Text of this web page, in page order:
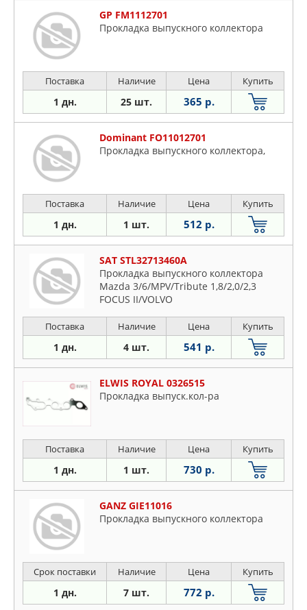
GP FM1112701
Прокладка выпускного коллектора
Поставка Наличие Цена Купить
1 дн. 25 шт. 365 р.
Dominant FO11012701
Прокладка выпускного коллектора,
Поставка Наличие Цена Купить
1 дн. 1 шт. 512 р.
SAT STL32713460A
Прокладка выпускного коллектора
Mazda 3/6/MPV/Tribute 1,8/2,0/2,3
FOCUS II/VOLVO
Поставка Наличие Цена Купить
1 дн. 4 шт. 541 р.
ELWIS ROYAL 0326515
Прокладка выпуск.кол-ра
Поставка Наличие Цена Купить
1 дн. 1 шт. 730 р.
GANZ GIE11016
Прокладка выпускного коллектора
Срок поставки Наличие Цена Купить
1 дн. 7 шт. 772 р.